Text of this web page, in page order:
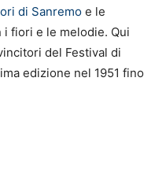
di Sanremo e le
fiori e le melodie. Qui
del Festival di
edizione nel 1951 fino